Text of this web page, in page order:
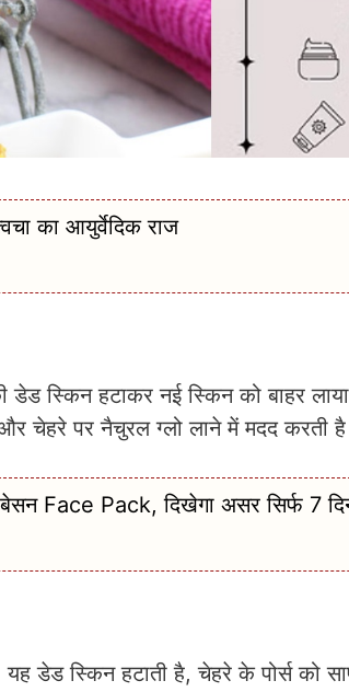
का आयुर्वेदिक राज
स्किन हटाकर नई स्किन को बाहर
चेहरे पर नैचुरल ग्लो लाने में मदद करती
Face Pack, दिखेगा असर सिर्फ 7
डेड स्किन हटाती है, चेहरे के पोर्स को